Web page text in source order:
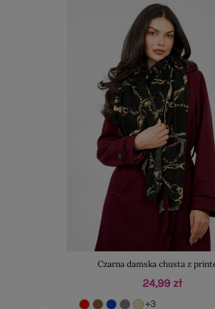
Czarna damska chusta z
24,99 zł
+3